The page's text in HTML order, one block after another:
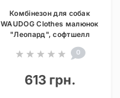
Комбінезон для собак
WAUDOG Clothes малюнок
"Леопард", софтшелл
0
613 грн.